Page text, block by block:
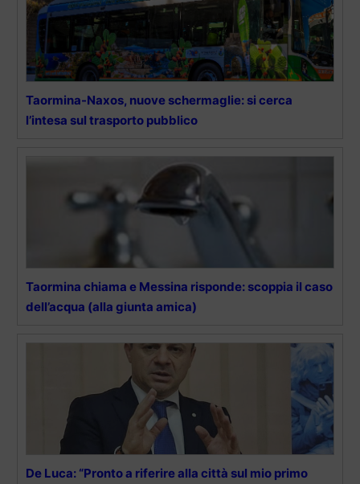
Taormina-Naxos, nuove schermaglie: si cerca
l’intesa sul trasporto pubblico
Taormina chiama e Messina risponde: scoppia il caso
dell’acqua (alla giunta amica)
De Luca: “Pronto a riferire alla città sul mio primo